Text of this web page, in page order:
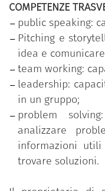
COMPETENZE
public speaking:
Pitching e
idea e
team working:
leadership:
in un gruppo;
problem
analizzare
informazioni
trovare soluzioni.